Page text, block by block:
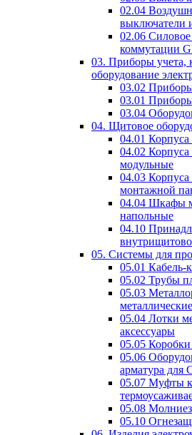
02.04
выключатели
02.06
коммутации
03. Приборы учета,
оборудование
03.02
03.01
03.04
04. Щитовое
04.01
04.02 Корпуса
модульные
04.03 Корпуса
монтажной
04.04 Шкафы
напольные
04.10
05. Системы для
05.01 Кабель-
05.02 Трубы
05.03
металлические
05.04 Лотки
аксессуары
05.05
05.06
арматура
05.07 Муфты
05.08
05.10